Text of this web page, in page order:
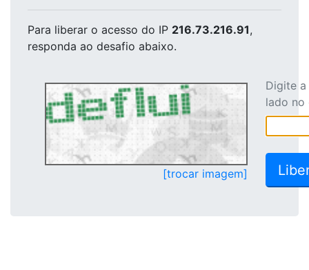
Para liberar o acesso do IP 216.73.216.91,
responda ao desafio abaixo.
[trocar imagem]
Digite
lado no